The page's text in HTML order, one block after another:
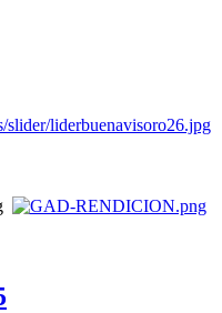
slider/liderbuenavisoro26.jpg